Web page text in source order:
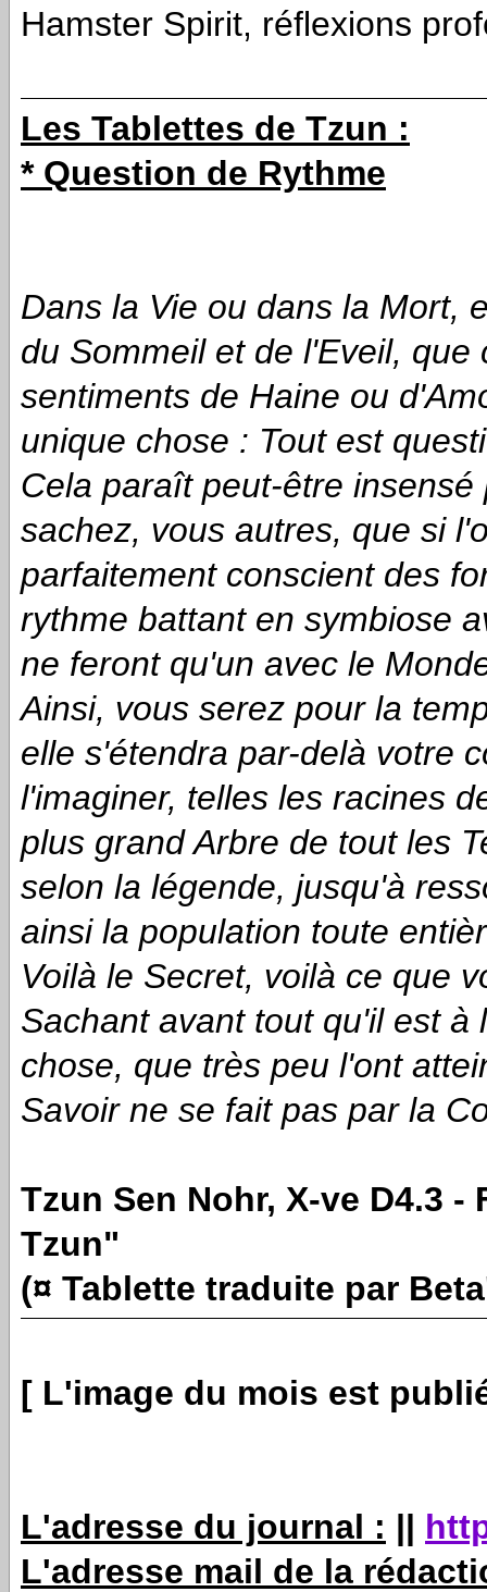
Hamster Spirit, réflexions
Les Tablettes de Tzun :
* Question de Rythme
Dans la Vie ou dans la Mort,
du Sommeil et de l'Eveil,
sentiments de Haine ou
unique chose : Tout est
Cela paraît peut-être
sachez, vous autres, que si
parfaitement conscient des
rythme battant en symbiose
ne feront qu'un avec le
Ainsi, vous serez pour la
elle s'étendra par-delà votre
l'imaginer, telles les racines
plus grand Arbre de tout les
selon la légende, jusqu'à
ainsi la population toute
Voilà le Secret, voilà ce que
Sachant avant tout qu'il est
chose, que très peu l'ont
Savoir ne se fait pas par la
Tzun Sen Nohr, X-ve D4.3
Tzun"
(¤ Tablette traduite par
[ L'image du mois est
L'adresse du journal : ||
L'adresse mail de la